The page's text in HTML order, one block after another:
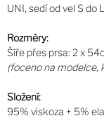
UNI, sedí od vel S do L
Rozměry:
Šíře přes prsa: 2 x
(foceno na modelce,
Složení:
95% viskoza + 5%